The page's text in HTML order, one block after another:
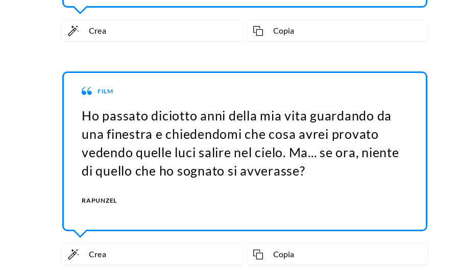
Crea Copia
FILM
Ho passato diciotto anni della mia vita guardando da
una finestra e chiedendomi che cosa avrei provato
vedendo quelle luci salire nel cielo. Ma... se ora, niente
di quello che ho sognato si avverasse?
RAPUNZEL
Crea Copia